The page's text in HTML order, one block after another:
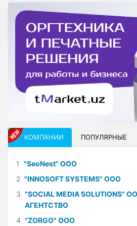
КОМПАНИИ ПОПУЛЯРНЫЕ
1 "SeoNest" ООО
2 "INNOSOFT SYSTEMS" ООО
3 "SOCIAL MEDIA
АГЕНТСТВО
4 "ZORGO" ООО